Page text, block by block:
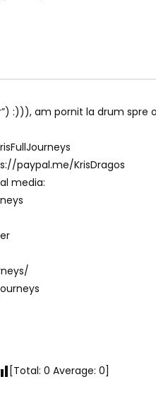
:))), am pornit la drum spre
paypal.me/KrisDragos
media:
[Total: 0 Average: 0]